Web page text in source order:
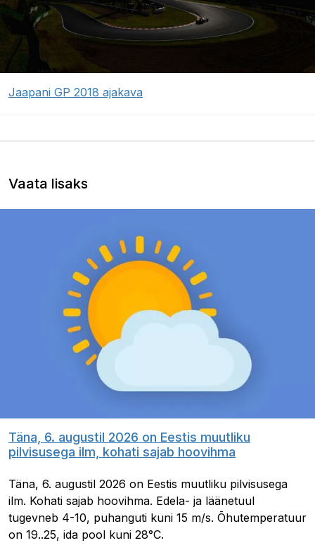
Jaapani GP 2018 ajakava
Vaata lisaks
Täna, 6. augustil 2026 on Eestis muutliku
pilvisusega ilm, kohati sajab hoovihma
Täna, 6. augustil 2026 on Eestis muutliku pilvisusega
ilm. Kohati sajab hoovihma. Edela- ja läänetuul
tugevneb 4-10, puhanguti kuni 15 m/s. Õhutemperatuur
on 19..25, ida pool kuni 28°C.